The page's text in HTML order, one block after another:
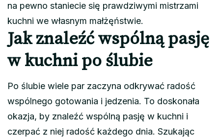
na pewno staniecie się prawdziwymi mistrzami
kuchni we własnym małżęństwie.
Jak znaleźć wspólną pasję
w kuchni po ślubie
Po ślubie wiele par zaczyna odkrywać radość
wspólnego gotowania i jedzenia. To doskonała
okazja, by znaleźć wspólną pasję w kuchni i
czerpać z niej radość każdego dnia. Szukając